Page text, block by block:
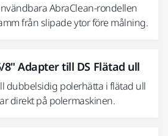
AbraClean-rondellen
från slipade ytor före målning.
8" Adapter till DS Flätad ull
dubbelsidig polerhätta i flätad ull
direkt på polermaskinen.